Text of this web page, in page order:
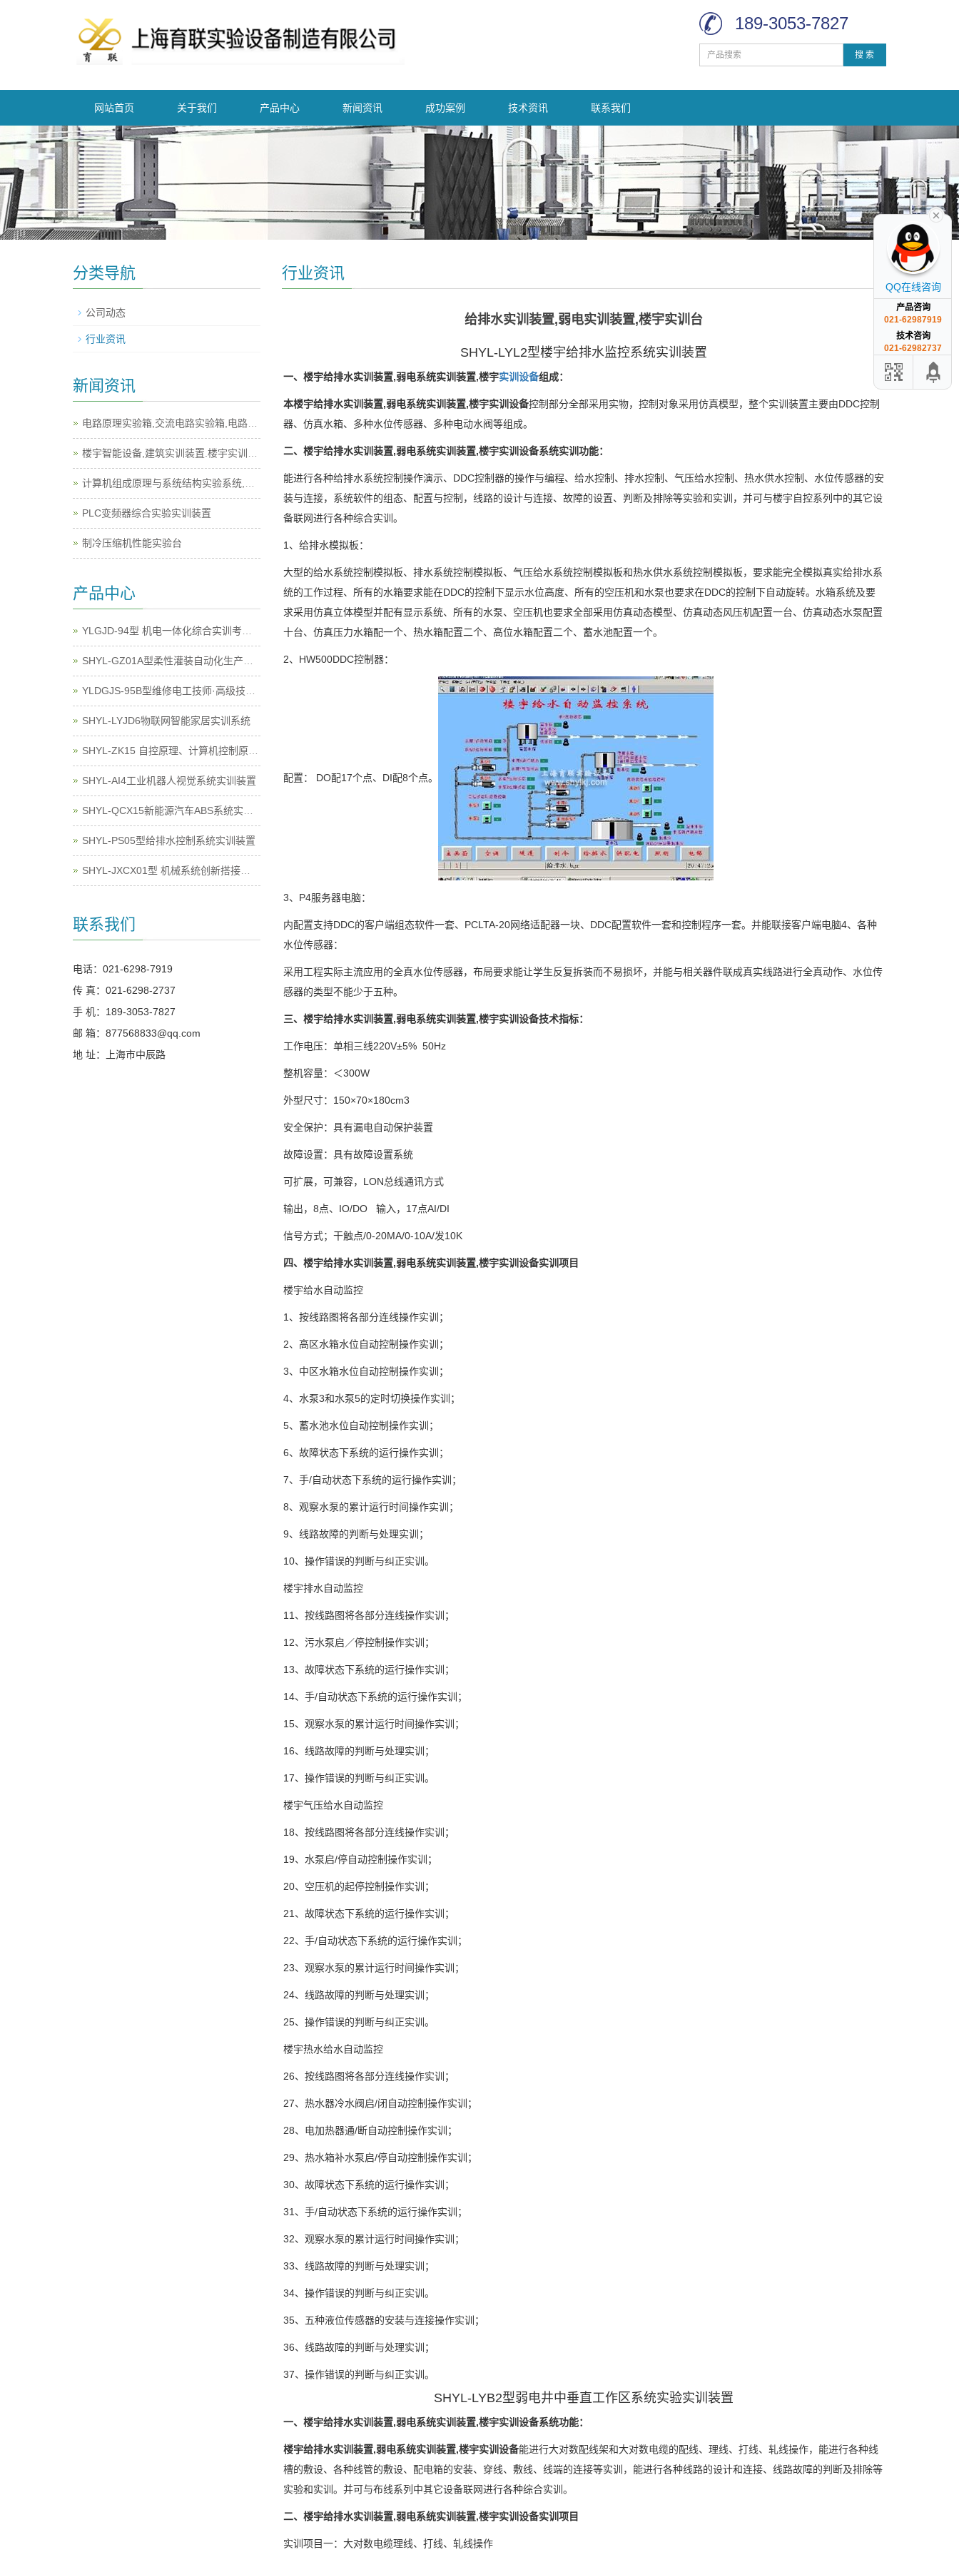
189-3053-7827
搜 索
网站首页 关于我们 产品中心 新闻资讯 成功案例 技术资讯 联系我们
行业资讯
给排水实训装置,弱电实训装置,楼宇实训台
SHYL-LYL2型楼宇给排水监控系统实训装置
一、楼宇给排水实训装置,弱电系统实训装置,楼宇实训设备组成：
本楼宇给排水实训装置,弱电系统实训装置,楼宇实训设备控制部分全部采用实物，控制对象采用仿真模型，整个实训装置主要由DDC控制
器、仿真水箱、多种水位传感器、多种电动水阀等组成。
二、楼宇给排水实训装置,弱电系统实训装置,楼宇实训设备系统实训功能：
能进行各种给排水系统控制操作演示、DDC控制器的操作与编程、给水控制、排水控制、气压给水控制、热水供水控制、水位传感器的安
装与连接，系统软件的组态、配置与控制，线路的设计与连接、故障的设置、判断及排除等实验和实训，并可与楼宇自控系列中的其它设
备联网进行各种综合实训。
1、给排水模拟板：
大型的给水系统控制模拟板、排水系统控制模拟板、气压给水系统控制模拟板和热水供水系统控制模拟板，要求能完全模拟真实给排水系
统的工作过程、所有的水箱要求能在DDC的控制下显示水位高度、所有的空压机和水泵也要求在DDC的控制下自动旋转。水箱系统及要
求采用仿真立体模型并配有显示系统、所有的水泵、空压机也要求全部采用仿真动态模型、仿真动态风压机配置一台、仿真动态水泵配置
十台、仿真压力水箱配一个、热水箱配置二个、高位水箱配置二个、蓄水池配置一个。
2、HW500DDC控制器：
配置： DO配17个点、DI配8个点。
3、P4服务器电脑：
内配置支持DDC的客户端组态软件一套、PCLTA-20网络适配器一块、DDC配置软件一套和控制程序一套。并能联接客户端电脑4、各种
水位传感器：
采用工程实际主流应用的全真水位传感器，布局要求能让学生反复拆装而不易损坏，并能与相关器件联成真实线路进行全真动作、水位传
感器的类型不能少于五种。
三、楼宇给排水实训装置,弱电系统实训装置,楼宇实训设备技术指标：
工作电压：单相三线220V±5% 50Hz
整机容量：＜300W
外型尺寸：150×70×180cm3
安全保护：具有漏电自动保护装置
故障设置：具有故障设置系统
可扩展，可兼容，LON总线通讯方式
输出，8点、IO/DO 输入，17点AI/DI
信号方式；干触点/0-20MA/0-10A/发10K
四、楼宇给排水实训装置,弱电系统实训装置,楼宇实训设备实训项目
楼宇给水自动监控
1、按线路图将各部分连线操作实训；
2、高区水箱水位自动控制操作实训；
3、中区水箱水位自动控制操作实训；
4、水泵3和水泵5的定时切换操作实训；
5、蓄水池水位自动控制操作实训；
6、故障状态下系统的运行操作实训；
7、手/自动状态下系统的运行操作实训；
8、观察水泵的累计运行时间操作实训；
9、线路故障的判断与处理实训；
10、操作错误的判断与纠正实训。
楼宇排水自动监控
11、按线路图将各部分连线操作实训；
12、污水泵启／停控制操作实训；
13、故障状态下系统的运行操作实训；
14、手/自动状态下系统的运行操作实训；
15、观察水泵的累计运行时间操作实训；
16、线路故障的判断与处理实训；
17、操作错误的判断与纠正实训。
楼宇气压给水自动监控
18、按线路图将各部分连线操作实训；
19、水泵启/停自动控制操作实训；
20、空压机的起停控制操作实训；
21、故障状态下系统的运行操作实训；
22、手/自动状态下系统的运行操作实训；
23、观察水泵的累计运行时间操作实训；
24、线路故障的判断与处理实训；
25、操作错误的判断与纠正实训。
楼宇热水给水自动监控
26、按线路图将各部分连线操作实训；
27、热水器冷水阀启/闭自动控制操作实训；
28、电加热器通/断自动控制操作实训；
29、热水箱补水泵启/停自动控制操作实训；
30、故障状态下系统的运行操作实训；
31、手/自动状态下系统的运行操作实训；
32、观察水泵的累计运行时间操作实训；
33、线路故障的判断与处理实训；
34、操作错误的判断与纠正实训。
35、五种液位传感器的安装与连接操作实训；
36、线路故障的判断与处理实训；
37、操作错误的判断与纠正实训。
SHYL-LYB2型弱电井中垂直工作区系统实验实训装置
一、楼宇给排水实训装置,弱电系统实训装置,楼宇实训设备系统功能：
楼宇给排水实训装置,弱电系统实训装置,楼宇实训设备能进行大对数配线架和大对数电缆的配线、理线、打线、轧线操作，能进行各种线
槽的敷设、各种线管的敷设、配电箱的安装、穿线、敷线、线端的连接等实训，能进行各种线路的设计和连接、线路故障的判断及排除等
实验和实训。并可与布线系列中其它设备联网进行各种综合实训。
二、楼宇给排水实训装置,弱电系统实训装置,楼宇实训设备实训项目
实训项目一：大对数电缆理线、打线、轧线操作
分类导航
公司动态
行业资讯
新闻资讯
PLC变频器综合实验实训装置
制冷压缩机性能实验台
产品中心
SHYL-LYJD6物联网智能家居实训系统
SHYL-AI4工业机器人视觉系统实训装置
SHYL-PS05型给排水控制系统实训装置
联系我们
电话：021-6298-7919
传 真：021-6298-2737
手 机：189-3053-7827
邮 箱：877568833@qq.com
地 址：上海市中辰路
QQ在线咨询
产品咨询
021-62987919
技术咨询
021-62982737